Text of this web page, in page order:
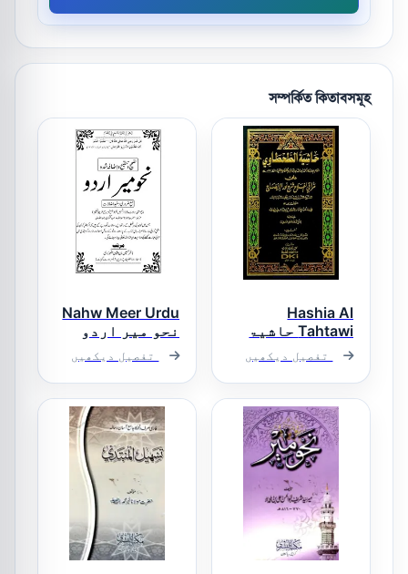
সম্পর্কিত কিতাবসমূহ
Hashia Al
Tahtawi حاشیۃ
الطحطاوی
تفصیل دیکھیں
Nahw Meer Urdu
نحو میر اردو
مرتب: مولانا
ناضر حسین بن
عثمان ہتھوڑوی
تفصیل دیکھیں